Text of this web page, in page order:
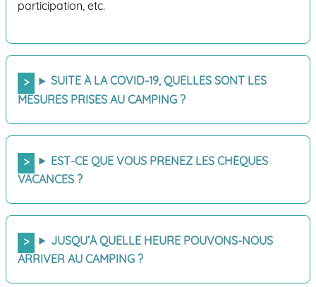
participation, etc.
SUITE À LA COVID-19, QUELLES SONT LES
MESURES PRISES AU CAMPING ?
EST-CE QUE VOUS PRENEZ LES CHÈQUES
VACANCES ?
JUSQU’À QUELLE HEURE POUVONS-NOUS
ARRIVER AU CAMPING ?